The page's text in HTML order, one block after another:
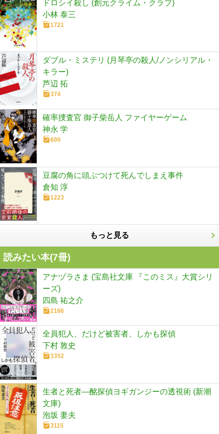
ドロシイ殺し (創元クライム・クラブ)
小林 泰三
1721
ダブル・ミステリ (月琴亭の殺人/ノンシリアル・
キラー)
芦辺 拓
374
確率捜査官 御子柴岳人 ファイヤーゲーム
神永 学
600
豆腐の角に頭ぶつけて死んでしまえ事件
倉知 淳
1223
もっと見る
読みたい本(7冊)
アナヅラさま (宝島社文庫 『このミス』大賞シリ
ーズ)
四島 祐之介
2166
全員犯人、だけど被害者、しかも探偵
下村 敦史
3352
生者と死者―酩探偵ヨギガンジーの透視術 (新潮
文庫)
泡坂 妻夫
3115